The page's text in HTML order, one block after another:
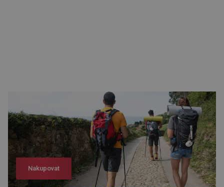
Nakupovat